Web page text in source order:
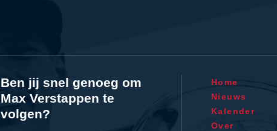
Ben jij snel genoeg om
Max Verstappen te
volgen?
Home
Nieuws
Kalender
Over